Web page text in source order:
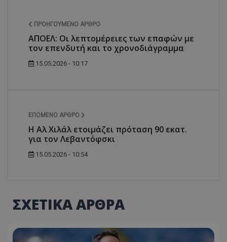
ΠΡΟΗΓΟΎΜΕΝΟ ΆΡΘΡΟ
ΑΠΟΕΛ: Οι λεπτομέρειες των επαφών με
τον επενδυτή και το χρονοδιάγραμμα
15.05.2026 - 10:17
ΕΠΌΜΕΝΟ ΆΡΘΡΟ
Η Αλ Χιλάλ ετοιμάζει πρόταση 90 εκατ.
για τον Λεβαντόφσκι
15.05.2026 - 10:54
ΣΧΕΤΙΚΑ ΑΡΘΡΑ